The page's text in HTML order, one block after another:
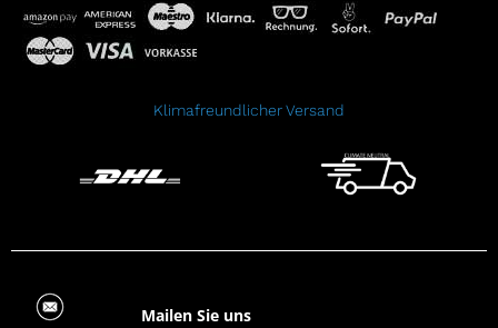
Klimafreundlicher Versand
Mailen Sie uns